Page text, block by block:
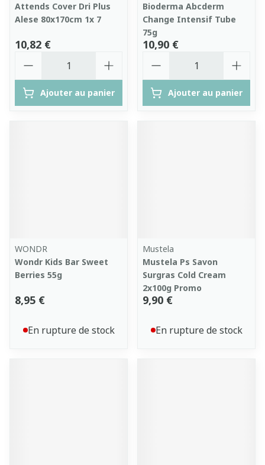
Attends Cover Dri Plus
Alese 80x170cm 1x 7
10,82 €
Ajouter au panier
Bioderma Abcderm
Change Intensif Tube
75g
10,90 €
Ajouter au panier
WONDR
Wondr Kids Bar Sweet
Berries 55g
8,95 €
En rupture de stock
Mustela
Mustela Ps Savon
Surgras Cold Cream
2x100g Promo
9,90 €
En rupture de stock